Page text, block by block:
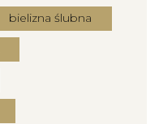
bielizna ślubna